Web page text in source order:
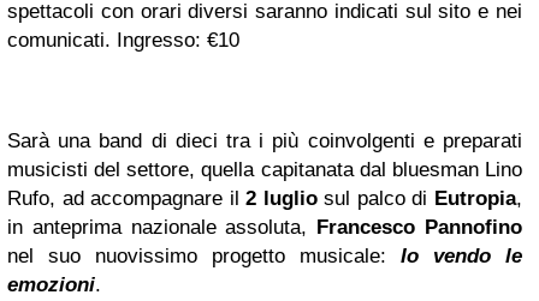
spettacoli con orari diversi saranno indicati sul sito e nei
comunicati. Ingresso: €10
Sarà una band di dieci tra i più coinvolgenti e preparati
musicisti del settore, quella capitanata dal bluesman Lino
Rufo, ad accompagnare il2 lugliosul palco di Eutropia,
in anteprima nazionale assoluta, Francesco Pannofino
nel suo nuovissimo progetto musicale: Io vendo le
emozioni.